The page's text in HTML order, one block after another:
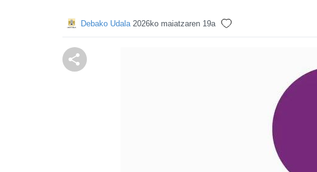
Debako Udala 2026ko maiatzaren 19a